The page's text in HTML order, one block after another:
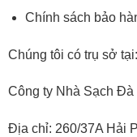
Chính sách bảo
Chúng tôi có trụ sở tại:
Công ty Nhà Sạch
Địa chỉ: 260/37A Hải